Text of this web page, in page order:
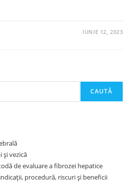
IUNIE 12, 2023
CAUTĂ
și vezică
de evaluare a fibrozei hepatice
procedură, riscuri și beneficii